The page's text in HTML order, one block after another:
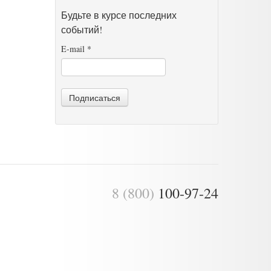
Будьте в курсе последних
событий!
E-mail *
Подписаться
8 (800) 100-97-24